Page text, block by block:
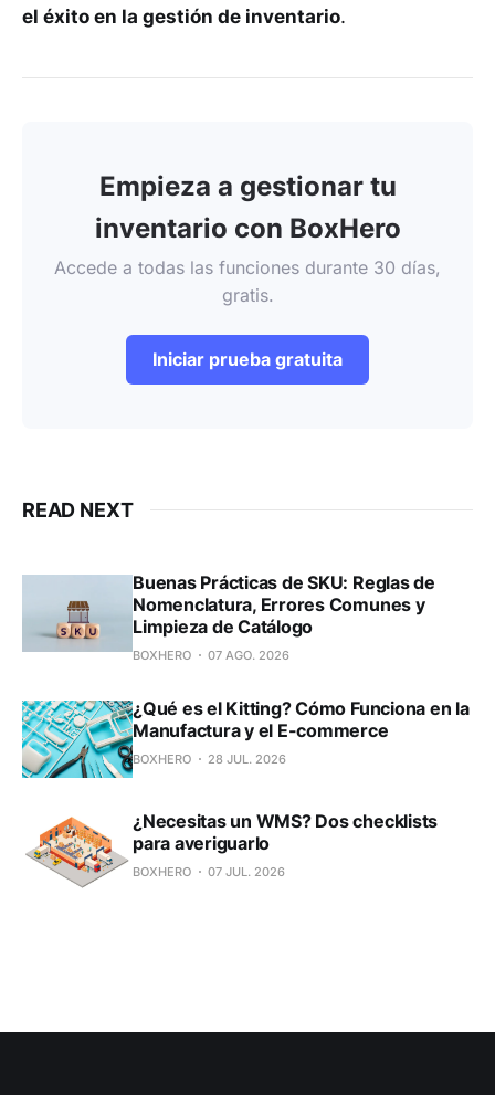
el éxito en la gestión de inventario.
Empieza a gestionar tu
inventario con BoxHero
Accede a todas las funciones durante 30 días,
gratis.
Iniciar prueba gratuita
READ NEXT
Buenas Prácticas de SKU: Reglas de
Nomenclatura, Errores Comunes y
Limpieza de Catálogo
BOXHERO 07 AGO. 2026
¿Qué es el Kitting? Cómo Funciona en la
Manufactura y el E-commerce
BOXHERO 28 JUL. 2026
¿Necesitas un WMS? Dos checklists
para averiguarlo
BOXHERO 07 JUL. 2026